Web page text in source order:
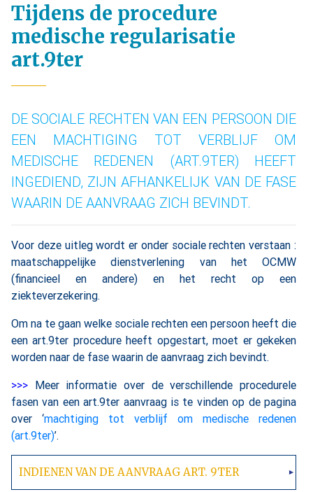
Tijdens de procedure
medische regularisatie
art.9ter
DE SOCIALE RECHTEN VAN EEN PERSOON DIE
EEN MACHTIGING TOT VERBLIJF OM
MEDISCHE REDENEN (ART.9TER) HEEFT
INGEDIEND, ZIJN AFHANKELIJK VAN DE FASE
WAARIN DE AANVRAAG ZICH BEVINDT.
Voor deze uitleg wordt er onder sociale rechten verstaan :
maatschappelijke dienstverlening van het OCMW
(financieel en andere) en het recht op een
ziekteverzekering.
Om na te gaan welke sociale rechten een persoon heeft die
een art.9ter procedure heeft opgestart, moet er gekeken
worden naar de fase waarin de aanvraag zich bevindt.
>>> Meer informatie over de verschillende procedurele
fasen van een art.9ter aanvraag is te vinden op de pagina
over ‘machtiging tot verblijf om medische redenen
(art.9ter)’.
INDIENEN VAN DE AANVRAAG ART. 9TER